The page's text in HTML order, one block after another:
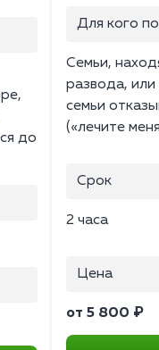
до
Для кого
Семьи,
развода, или
семьи
(«лечите
Срок
2 часа
Цена
от 5 800 ₽